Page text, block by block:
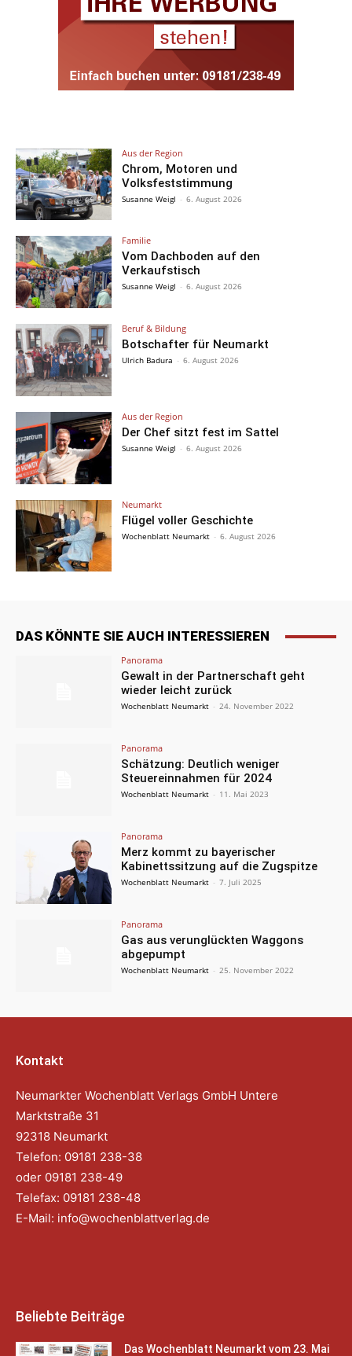
Aus der Region
Chrom, Motoren und
Volksfeststimmung
Susanne Weigl - 6. August 2026
Familie
Vom Dachboden auf den
Verkaufstisch
Susanne Weigl - 6. August 2026
Beruf & Bildung
Botschafter für Neumarkt
Ulrich Badura - 6. August 2026
Aus der Region
Der Chef sitzt fest im Sattel
Susanne Weigl - 6. August 2026
Neumarkt
Flügel voller Geschichte
Wochenblatt Neumarkt - 6. August 2026
DAS KÖNNTE SIE AUCH INTERESSIEREN
Panorama
Gewalt in der Partnerschaft geht
wieder leicht zurück
Wochenblatt Neumarkt - 24. November 2022
Panorama
Schätzung: Deutlich weniger
Steuereinnahmen für 2024
Wochenblatt Neumarkt - 11. Mai 2023
Panorama
Merz kommt zu bayerischer
Kabinettssitzung auf die Zugspitze
Wochenblatt Neumarkt - 7. Juli 2025
Panorama
Gas aus verunglückten Waggons
abgepumpt
Wochenblatt Neumarkt - 25. November 2022
Kontakt
Neumarkter Wochenblatt Verlags GmbH Untere
Marktstraße 31
92318 Neumarkt
Telefon: 09181 238-38
oder 09181 238-49
Telefax: 09181 238-48
E-Mail: info@wochenblattverlag.de
Beliebte Beiträge
Das Wochenblatt Neumarkt vom 23. Mai